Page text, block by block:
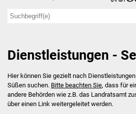
Dienstleistungen -
Hier können Sie gezielt nach
Süßen suchen. Bitte beachten Sie, dass für
andere Behörden wie z.B. das Landratsamt
über einen Link weitergeleitet werden.